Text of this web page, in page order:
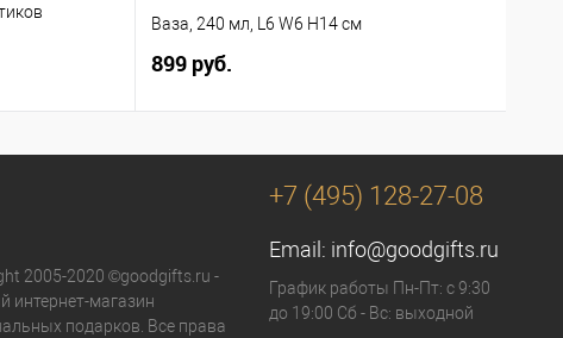
Ваза, 240 мл, L6 W6 H14 см
899 руб.
2005-2020 ©goodgifts.ru -
интернет-магазин
подарков. Все права
+7 (495) 128-27-08
Email: info@goodgifts.ru
График работы Пн-Пт: с 9:30
до 19:00 Сб - Вс: выходной